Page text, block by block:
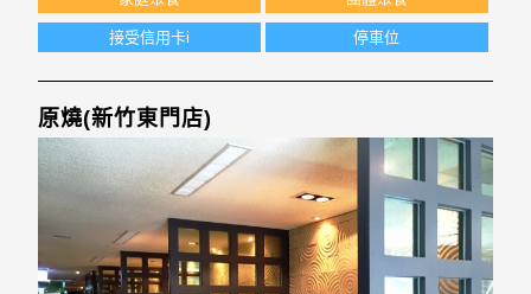
及飲料冰品，皆堅持使用嚴選上等食材，由
接受信用卡i 停車位
原燒(新竹東門店)